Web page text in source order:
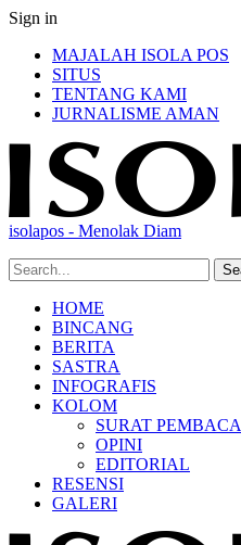
Sign in
MAJALAH ISOLA POS
SITUS
TENTANG KAMI
JURNALISME AMAN
isolapos - Menolak Diam
HOME
BINCANG
BERITA
SASTRA
INFOGRAFIS
KOLOM
SURAT PEMBACA
OPINI
EDITORIAL
RESENSI
GALERI